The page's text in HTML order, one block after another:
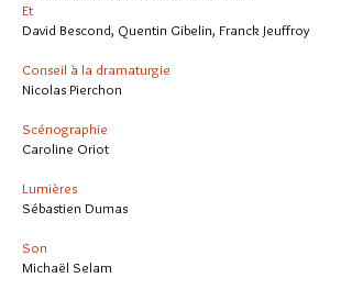
Et
David Bescond, Quentin Gibelin, Franck Jeuffroy
Conseil à la dramaturgie
Nicolas Pierchon
Scénographie
Caroline Oriot
Lumières
Sébastien Dumas
Son
Michaël Selam